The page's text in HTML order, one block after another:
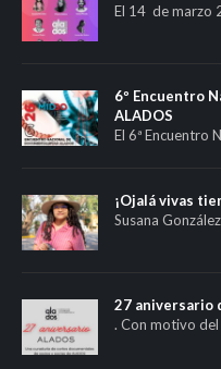
El 14 de marzo
6º Encuentro
ALADOS
El 6ª Encuentro
¡Ojalá vivas
Susana
27 aniversario
. Con motivo